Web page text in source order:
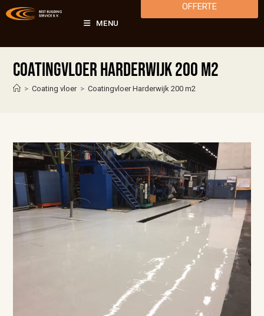
MENU
OFFERTE
Coatingvloer Harderwijk 200 m2
> Coating vloer > Coatingvloer Harderwijk 200 m2